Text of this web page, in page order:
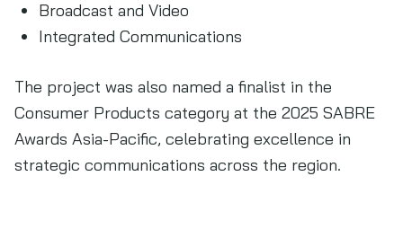
Broadcast and Video
Integrated Communications
The project was also named a finalist in the
Consumer Products category at the 2025 SABRE
Awards Asia-Pacific, celebrating excellence in
strategic communications across the region.